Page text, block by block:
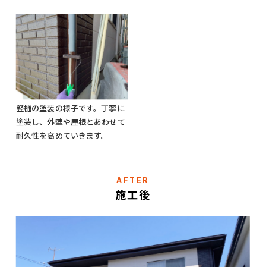
竪樋の塗装の様子です。丁寧に
塗装し、外壁や屋根とあわせて
耐久性を高めていきます。
AFTER
施工後